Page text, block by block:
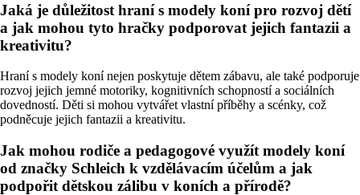
Jaká je důležitost hraní s modely koní pro rozvoj dětí
a jak mohou tyto hračky podporovat jejich fantazii a
kreativitu?
Hraní s modely koní nejen poskytuje dětem zábavu, ale také podporuje
rozvoj jejich jemné motoriky, kognitivních schopností a sociálních
dovedností. Děti si mohou vytvářet vlastní příběhy a scénky, což
podněcuje jejich fantazii a kreativitu.
Jak mohou rodiče a pedagogové využít modely koní
od značky Schleich k vzdělávacím účelům a jak
podpořit dětskou zálibu v koních a přírodě?